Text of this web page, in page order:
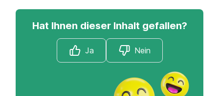
Hat Ihnen dieser Inhalt gefallen?
Ja Nein